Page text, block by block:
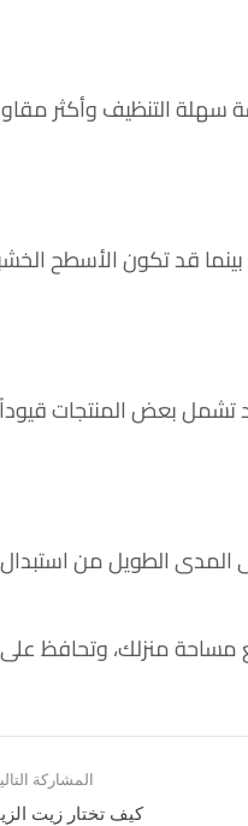
سهلة التنظيف وأكثر
قد تكون الأسطح
تشمل بعض المنتجات
المدى الطويل من استبدال
مساحة منزلك، وتحافظ على
المشاركة
كيف تختار زيت